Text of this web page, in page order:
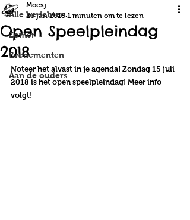
Alle berichten
Zomer
Evenementen
Aan de ouders
Open Speelpleindag
2018
Moesj
20 jan 2018 1 minuten om te lezen
Noteer het alvast in je agenda! Zondag 15 juli
2018 is het open speelpleindag! Meer info
volgt!